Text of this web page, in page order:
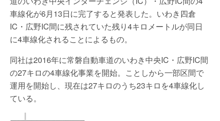
車線化が6月13日に完了すると発表した。いわき四倉
IC・広野IC間に残されていた残り4キロメートルが同日
に4車線化されることによるもの。
同社は2016年に常磐自動車道のいわき中央IC・広野IC間
の27キロの4車線化事業を開始。ことしから一部区間で
運用を開始し、現在は27キロのうち23キロを4車線化し
ている。